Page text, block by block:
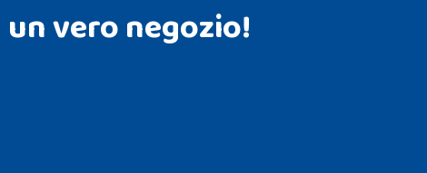
un vero negozio!